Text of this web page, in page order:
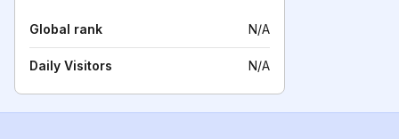
Global rank N/A
Daily Visitors N/A